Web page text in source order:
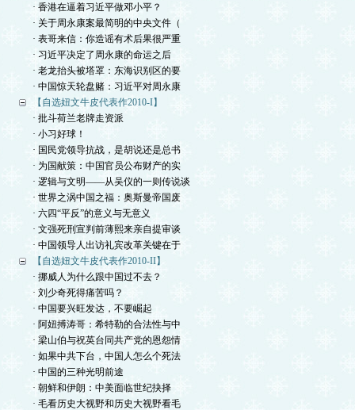
· 香港在逼着习近平做邓小平？
· 关于周永康案最简明的中央文件（
· 表哥来信：你造谣有术后果很严重
· 习近平决定了周永康的命运之后
· 老龙抬头被塔罩：东海识别区的要
· 中国惊天轮盘赌：习近平对周永康
【自选妞文牛皮代表作2010-I】
· 批斗荷兰老牌走资派
· 小习好球！
· 国民党领导抗战，是胡说还是总书
· 为国献策：中国官员公布财产的实
· 逻辑与文明——从吴仪的一则传说谈
· 世界之涡中国之福：奥斯曼帝国废
· 六四“平反”的意义与无意义
· 文强死刑宣判前薄熙来亲自提审谈
· 中国领导人出访礼宾改革关键在于
【自选妞文牛皮代表作2010-II】
· 挪威人为什么跟中国过不去？
· 刘少奇死得痛苦吗？
· 中国要兴旺发达，不要崛起
· 阿妞搏涛哥：希特勒的合法性与中
· 梁山伯与祝英台同共产党的恩怨情
· 如果中共下台，中国人怎么个死法
· 中国的三种光明前途
· 朝鲜和伊朗：中美面临世纪抉择
· 毛看历史大视野和历史大视野看毛